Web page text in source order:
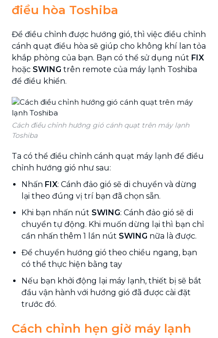
điều hòa Toshiba
Để điều chỉnh được hướng gió, thì việc điều chỉnh
cánh quạt điều hòa sẽ giúp cho không khí lan tỏa
khắp phòng của bạn. Bạn có thể sử dụng nút FIX
hoặc SWING trên remote của máy lạnh Toshiba
để điều khiển.
Cách điều chỉnh hướng gió cánh quạt trên máy lạnh
Toshiba
Ta có thể điều chỉnh cánh quạt máy lạnh để điều
chỉnh hướng gió như sau:
Nhấn FIX: Cánh đảo gió sẽ di chuyển và dừng
lại theo đúng vị trí bạn đã chọn sẵn.
Khi bạn nhấn nút SWING: Cánh đảo gió sẽ di
chuyển tự động. Khi muốn dừng lại thì bạn chỉ
cần nhấn thêm 1 lần nút SWING nữa là được.
Để chuyển hướng gió theo chiều ngang, bạn
có thể thực hiện bằng tay
Nếu bạn khởi động lại máy lạnh, thiết bị sẽ bắt
đầu vận hành với hướng gió đã được cài đặt
trước đó.
Cách chỉnh hẹn giờ máy lạnh